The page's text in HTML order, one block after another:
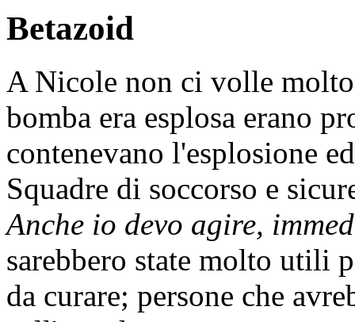
Betazoid
A Nicole non ci volle
bomba era esplosa erano
contenevano l'esplosione
Squadre di soccorso e
Anche io devo agire,
sarebbero state molto utili
da curare; persone che